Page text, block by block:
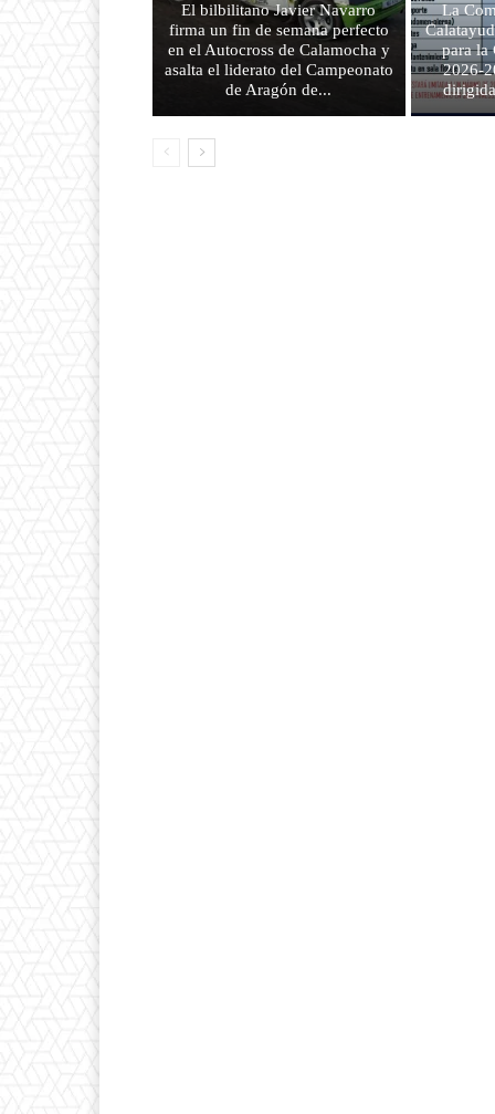
El bilbilitano Javier Navarro
firma un fin de semana perfecto
en el Autocross de Calamocha y
asalta el liderato del Campeonato
de Aragón de...
La
para la
2026-